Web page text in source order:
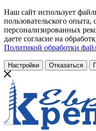
Наш сайт использует
пользовательского опыта,
персонализированных
даете согласие на
Политикой обработки
Настройки Отказаться